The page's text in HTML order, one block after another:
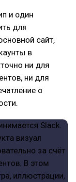
и один
для
сайт,
в
ни для
ни для
о